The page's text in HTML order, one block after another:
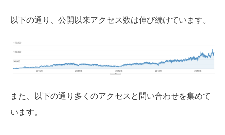
以下の通り、公開以来アクセス数は伸び続けています。
また、以下の通り多くのアクセスと問い合わせを集めて
います。